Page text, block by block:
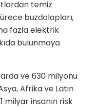
temiz
buzdolapları,
fazla elektrik
bulunmaya
ve 630 milyonu
Afrika ve Latin
milyar insanın risk